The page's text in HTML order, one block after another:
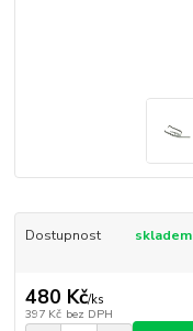
Dostupnost skladem
480 Kč/ks
397 Kč bez DPH